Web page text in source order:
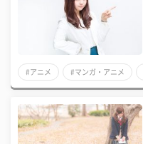
#アニメ #マンガ・アニメ